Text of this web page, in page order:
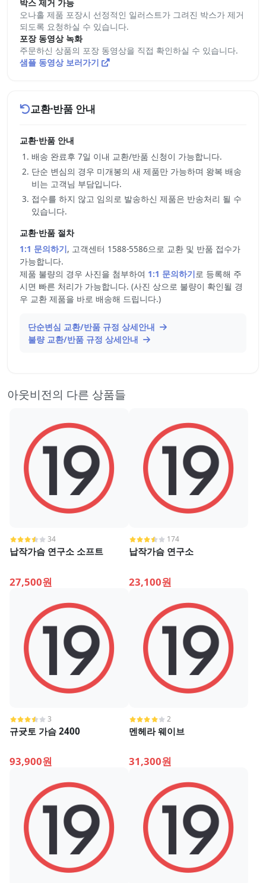
박스 제거 가능
오나홀 제품 포장시 선정적인 일러스트가 그려진 박스가 제거
되도록 요청하실 수 있습니다.
포장 동영상 녹화
주문하신 상품의 포장 동영상을 직접 확인하실 수 있습니다.
샘플 동영상 보러가기
교환·반품 안내
교환·반품 안내
배송 완료후 7일 이내 교환/반품 신청이 가능합니다.
단순 변심의 경우 미개봉의 새 제품만 가능하며 왕복 배송
비는 고객님 부담입니다.
접수를 하지 않고 임의로 발송하신 제품은 반송처리 될 수
있습니다.
교환·반품 절차
1:1 문의하기, 고객센터 1588-5586으로 교환 및 반품 접수가
가능합니다.
제품 불량의 경우 사진을 첨부하여 1:1 문의하기로 등록해 주
시면 빠른 처리가 가능합니다. (사진 상으로 불량이 확인될 경
우 교환 제품을 바로 배송해 드립니다.)
단순변심 교환/반품 규정 상세안내
불량 교환/반품 규정 상세안내
아웃비전의 다른 상품들
34
납작가슴 연구소 소프트
27,500원
174
납작가슴 연구소
23,100원
3
규귯토 가슴 2400
93,900원
2
멘헤라 웨이브
31,300원